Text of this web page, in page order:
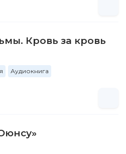
Кровь за кровь
Аудиокнига